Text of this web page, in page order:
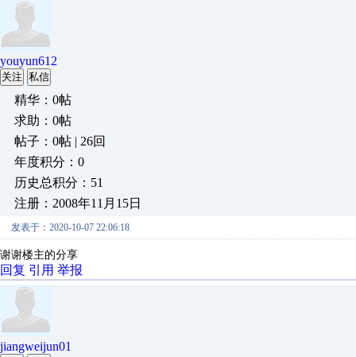
youyun612
关注 私信
精华：0帖
求助：0帖
帖子：0帖 | 26回
年度积分：0
历史总积分：51
注册：2008年11月15日
发表于：2020-10-07 22:06:18
谢谢楼主的分享
回复 引用 举报
jiangweijun01